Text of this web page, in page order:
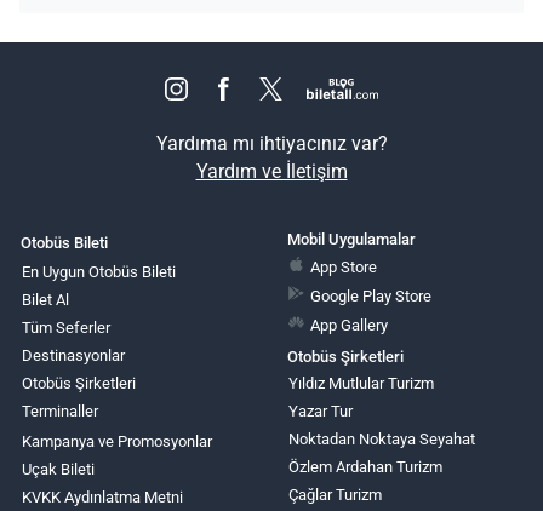
Yardıma mı ihtiyacınız var?
Yardım ve İletişim
Otobüs Bileti
En Uygun Otobüs Bileti
Bilet Al
Tüm Seferler
Destinasyonlar
Otobüs Şirketleri
Terminaller
Kampanya ve Promosyonlar
Uçak Bileti
KVKK Aydınlatma Metni
Mobil Uygulamalar
App Store
Google Play Store
App Gallery
Otobüs Şirketleri
Yıldız Mutlular Turizm
Yazar Tur
Noktadan Noktaya Seyahat
Özlem Ardahan Turizm
Çağlar Turizm